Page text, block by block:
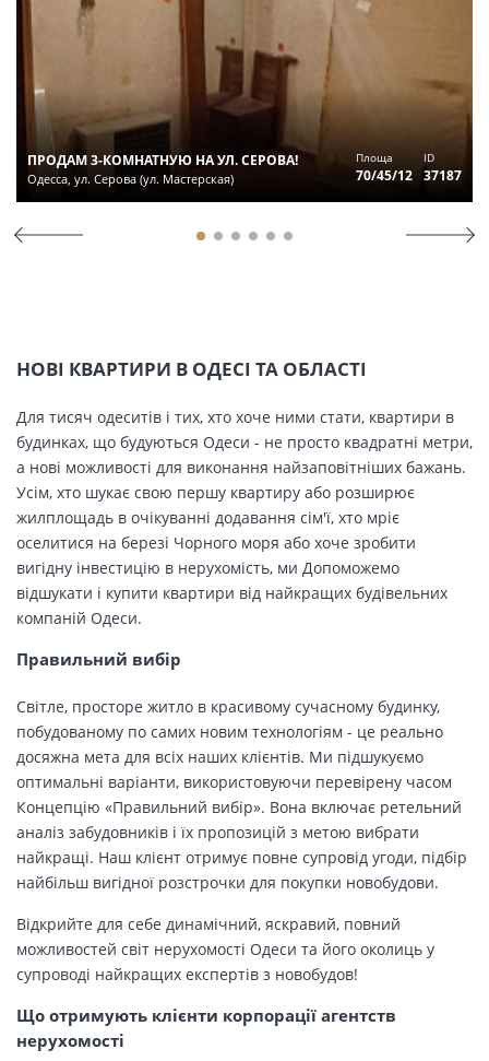
ПРОДАМ 3-КОМНАТНУЮ НА УЛ. СЕРОВА!
Одесса, ул. Серова (ул. Мастерская)
Площа
70/45/12
ID
37187
НОВІ КВАРТИРИ В ОДЕСІ ТА ОБЛАСТІ
Для тисяч одеситів і тих, хто хоче ними стати, квартири в
будинках, що будуються Одеси - не просто квадратні метри,
а нові можливості для виконання найзаповітніших бажань.
Усім, хто шукає свою першу квартиру або розширює
жилплощадь в очікуванні додавання сім'ї, хто мріє
оселитися на березі Чорного моря або хоче зробити
вигідну інвестицію в нерухомість, ми Допоможемо
відшукати і купити квартири від найкращих будівельних
компаній Одеси.
Правильний вибір
Світле, просторе житло в красивому сучасному будинку,
побудованому по самих новим технологіям - це реально
досяжна мета для всіх наших клієнтів. Ми підшукуємо
оптимальні варіанти, використовуючи перевірену часом
Концепцію «Правильний вибір». Вона включає ретельний
аналіз забудовників і їх пропозицій з метою вибрати
найкращі. Наш клієнт отримує повне супровід угоди, підбір
найбільш вигідної розстрочки для покупки новобудови.
Відкрийте для себе динамічний, яскравий, повний
можливостей світ нерухомості Одеси та його околиць у
супроводі найкращих експертів з новобудов!
Що отримують клієнти корпорації агентств
нерухомості